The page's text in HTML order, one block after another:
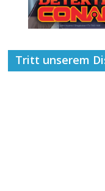
Tritt unserem